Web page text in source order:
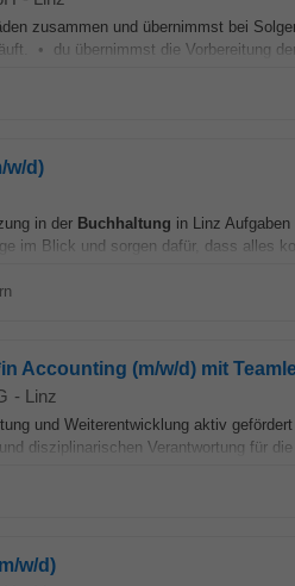
zusammen und übernimmst bei
• du übernimmst die Vorbereitung
w/d)
in der Buchhaltung in Linz
im Blick und sorgen dafür, dass alles
Accounting (m/w/d) mit
- Linz
und Weiterentwicklung aktiv
disziplinarischen Verantwortung für die
w/d)